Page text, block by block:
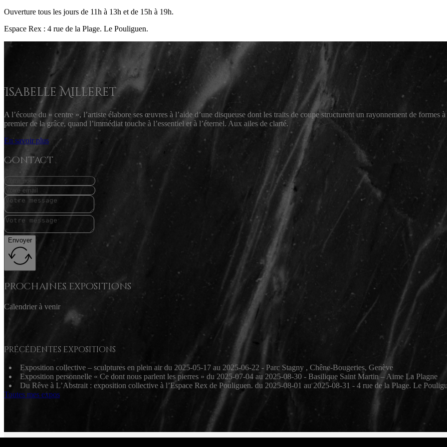
Ouverture tous les jours de 11h à 13h et de 15h à 19h.
Espace Rex : 4 rue de la Plage. Le Pouliguen.
Isabelle Milleret
A l’écoute du « centre », l’artiste élabore ses œuvres à l’aide d’une disqueuse dont les traits de coupe structurent un rayonnement de formes
premier de la grâce, quand l’immédiat touche à l’essentiel et à l’éternel. Aux ailes de clarté.
En savoir plus
Contact
Envoyer
Prochaines expositions
Calendrier à venir
Précédentes expositions
Exposition collective – sculptures en plein air du 2025-05-17 au 2025-06-22 - Parc Stagny , Chêne-Bougeries, Genève
Exposition personnelle « Ce dont nous parlent les pierres » du 2025-07-04 au 2025-08-30 - Basilique Saint Martin – Aime La Plagne
Du Rêve à L’Abstrait : exposition collective à l’Espace Rex de Pouliguen. du 2025-08-01 au 2025-08-31 - 4 rue de la Plage. Le
Toutes mes expos